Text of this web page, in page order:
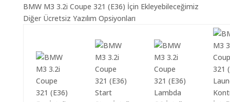
BMW M3 3.2i Coupe 321 (E36) İçin Ekleyebileceğimiz
Diğer Ücretsiz Yazılım Opsiyonları